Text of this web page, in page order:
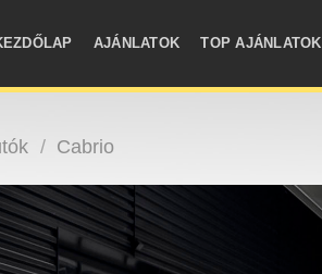
AJÁNLATOK TOP AJÁNLATOK
/ Cabrio